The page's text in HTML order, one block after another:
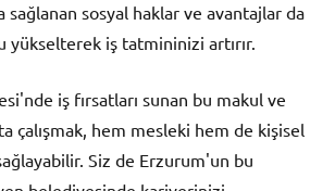
sağlanan sosyal haklar ve avantajlar da
yükselterek iş tatmininizi artırır.
iş fırsatları sunan bu makul ve
çalışmak, hem mesleki hem de kişisel
Siz de Erzurum'un bu